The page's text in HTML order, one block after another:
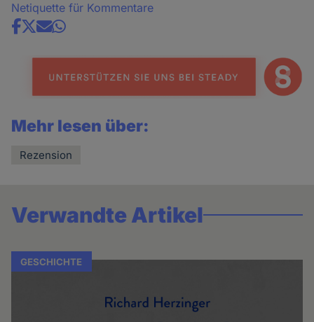
Netiquette für Kommentare
Share
news
Mehr lesen über:
Rezension
Verwandte Artikel
GESCHICHTE